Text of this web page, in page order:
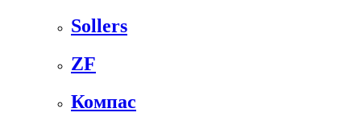
Sollers
ZF
Компас